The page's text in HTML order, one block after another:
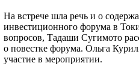
На встрече шла речь и о
инвестиционного форума в
вопросов, Тадаши Сугимото
о повестке форума. Ольга
участие в мероприятии.